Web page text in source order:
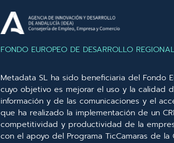
FONDO EUROPEO DE DESARROLLO
Metadata SL ha sido beneficiaria del Fondo
cuyo objetivo es mejorar el uso y la calidad
información y de las comunicaciones y el
que ha realizado la implementación de un
competitividad y productividad de la
con el apoyo del Programa TicCamaras de